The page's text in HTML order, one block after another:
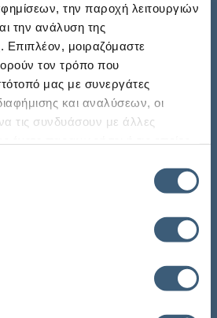
την παροχή λειτουργιών
την ανάλυση της
Επιπλέον, μοιραζόμαστε
τον τρόπο που
μας με συνεργάτες
και αναλύσεων, οι
τις συνδυάσουν με άλλες